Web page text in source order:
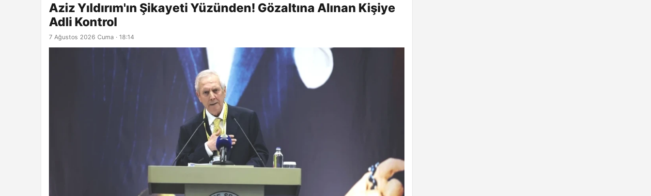
Aziz Yıldırım'ın Şikayeti Yüzünden! Gözaltına Alınan Kişiye
Adli Kontrol
7 Ağustos 2026 Cuma · 18:14